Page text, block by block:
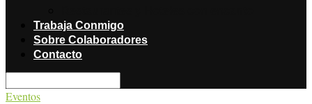
Trabaja Conmigo
Sobre Colaboradores
Contacto
Eventos